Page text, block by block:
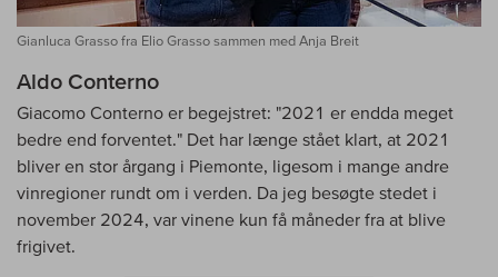
Gianluca Grasso fra Elio Grasso sammen med Anja Breit
Aldo Conterno
Giacomo Conterno er begejstret: "2021 er endda meget
bedre end forventet." Det har længe stået klart, at 2021
bliver en stor årgang i Piemonte, ligesom i mange andre
vinregioner rundt om i verden. Da jeg besøgte stedet i
november 2024, var vinene kun få måneder fra at blive
frigivet.